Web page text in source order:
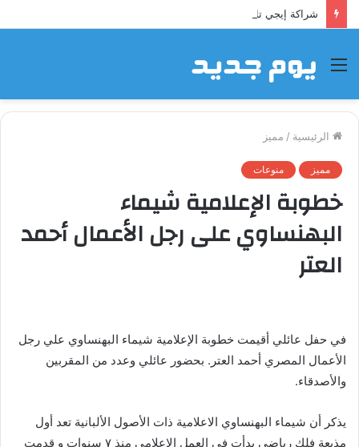
شراكة إيجي تاورز مع استاكوزا.. خطوة جديدة نحو استثمار أقوى
القائمة
الرئيسية / مميز
مميز منوعات
خطوبة الإعلامية شيماء
البهنساوي على رجل الأعمال أحمد
العتر
في حفل عائلي أقيمت خطوبة الإعلامية شيماء البهنساوي علي رجل
الأعمال المصري أحمد العتر. بحضور عائلي وعدد من المقربين
والأصدقاء.
يذكر أن شيماء البهنساوي الاعلامية ذات الأصول الألبانية تعد أول
مذيعة فلك رياضي بدأت فى العمل الإعلامى منذ ٧ سنوات و قدمت